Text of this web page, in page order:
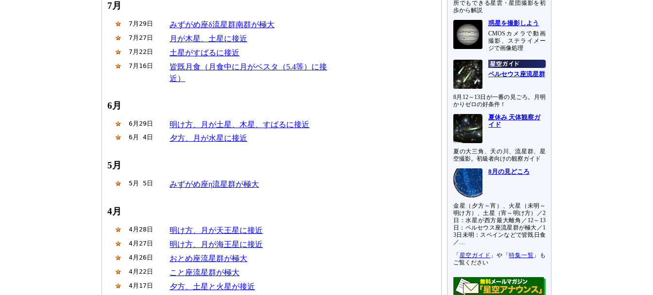
7月
7月29日 みずがめ座δ流星群南群が極大
7月27日 月が木星、土星に接近
7月22日 土星がすばるに接近
7月16日
皆既月食（月食中に月がベスタ（5.4等）に接
近）
6月
6月29日 明け方、月が土星、木星、すばるに接近
6月 4日 夕方、月が水星に接近
5月
5月 5日 みずがめ座η流星群が極大
4月
4月28日 明け方、月が天王星に接近
4月27日 明け方、月が海王星に接近
4月26日 おとめ座流星群が極大
4月22日 こと座流星群が極大
4月17日 夕方、土星と火星が接近
所でもできる星雲・星団撮影を初
歩から解説
惑星を撮影しよう
CMOSカメラで動画
撮影、ステライメー
ジで画像処理
ペルセウス座流星群
8月12～13日が一番の見ごろ。月明
かりゼロの好条件！
夏休み 天体観察ガ
イド
夏の大三角、天の川、流星群、星
空撮影。初級者向けの観察ガイド
8月の見どころ
金星（夕方～宵）、火星（未明～
明け方）、土星（宵～明け方）／2
日：水星が西方最大離角／12～13
日：ペルセウス座流星群が極大／1
3日未明：スペインなどで皆既日食
／…
「 星空ガイド 」や「特集一覧 」も
ご覧ください